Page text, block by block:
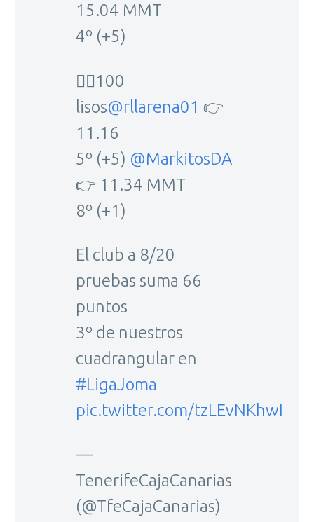
15.04 MMT
4º (+5)
🏃‍♂️100
lisos@rllarena01 👉
11.16
5º (+5) @MarkitosDA
👉 11.34 MMT
8º (+1)
El club a 8/20
pruebas suma 66
puntos
3º de nuestros
cuadrangular en
#LigaJoma
pic.twitter.com/tzLEvNKhwI
—
TenerifeCajaCanarias
(@TfeCajaCanarias)